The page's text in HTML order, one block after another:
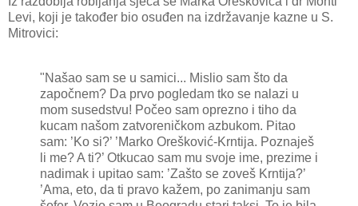
Levi, koji je također bio osuđen na izdržavanje kazne u S.
Mitrovici:
"Našao sam se u samici... Mislio sam što da
započnem? Da prvo pogledam tko se nalazi u
mom susedstvu! Počeo sam oprezno i tiho da
kucam našom zatvoreničkom azbukom. Pitao
sam: ’Ko si?’ ’Marko Orešković-Krntija. Poznaješ
li me? A ti?’ Otkucao sam mu svoje ime, prezime i
nadimak i upitao sam: ’Zašto se zoveš Krntija?’
’Ama, eto, da ti pravo kažem, po zanimanju sam